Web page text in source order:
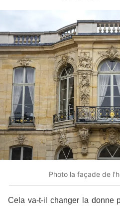
Photo la façade de
Cela va-t-il changer la donne